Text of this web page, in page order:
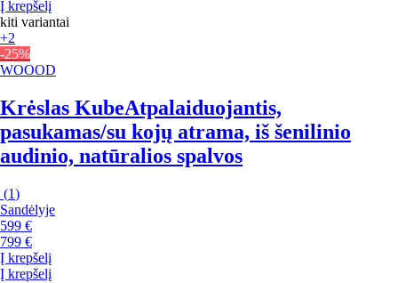
Į krepšelį
kiti variantai
+2
-25%
WOOOD
Krėslas KubeAtpalaiduojantis,
pasukamas/su kojų atrama, iš šenilinio
audinio, natūralios spalvos
(1)
Sandėlyje
599 €
799 €
Į krepšelį
Į krepšelį